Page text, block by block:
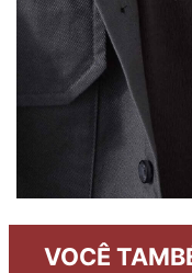
VOCÊ